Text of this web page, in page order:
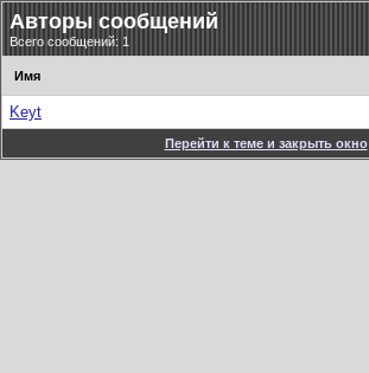
Авторы сообщений
Всего сообщений: 1
Имя
Keyt
Перейти к теме и закрыть окно